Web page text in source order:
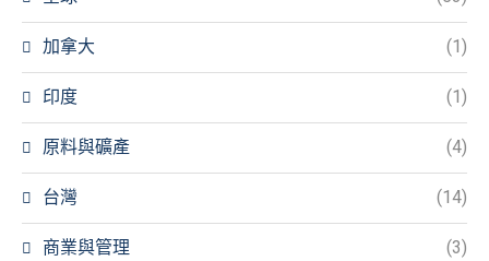
加拿大 (1)
印度 (1)
原料與礦產 (4)
台灣 (14)
商業與管理 (3)